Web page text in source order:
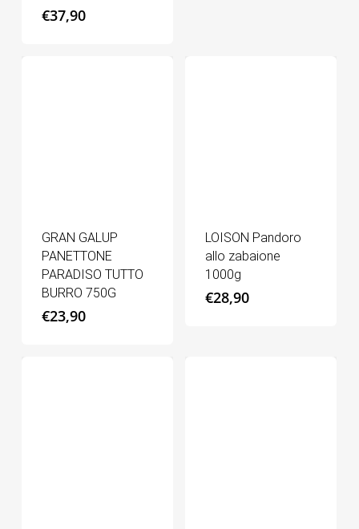
€37,90
GRAN GALUP
PANETTONE
PARADISO TUTTO
BURRO 750G
€23,90
LOISON Pandoro
allo zabaione
1000g
€28,90